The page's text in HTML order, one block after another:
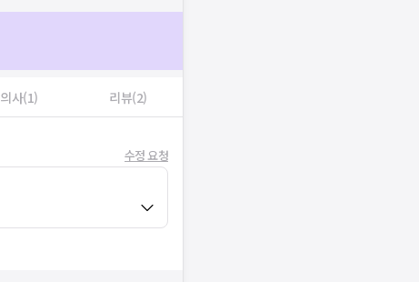
의사(1) 리뷰(2)
수정 요청